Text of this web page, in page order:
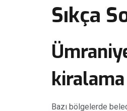
Sıkça
Bazı bölgelerde